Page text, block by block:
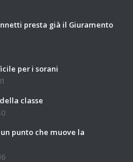
presta già il Giuramento
per i sorani
classe
punto che muove la